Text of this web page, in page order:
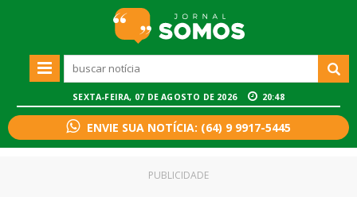
SEXTA-FEIRA, 07 DE AGOSTO DE 2026 20:49
ENVIE SUA NOTÍCIA: (64) 9 9917-5445
PUBLICIDADE